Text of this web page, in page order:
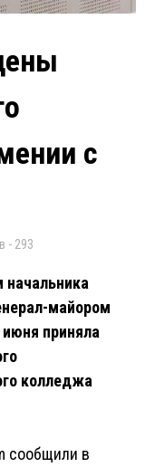
с
- 293
начальника
майором
приняла
колледжа
сообщили в